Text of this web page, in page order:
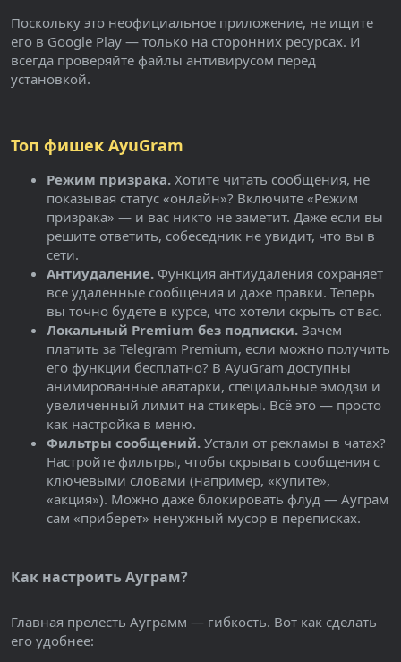
Поскольку это неофициальное приложение, не ищите
его в Google Play — только на сторонних ресурсах. И
всегда проверяйте файлы антивирусом перед
установкой.
Топ фишек AyuGram
Режим призрака. Хотите читать сообщения, не
показывая статус «онлайн»? Включите «Режим
призрака» — и вас никто не заметит. Даже если вы
решите ответить, собеседник не увидит, что вы в
сети.
Антиудаление. Функция антиудаления сохраняет
все удалённые сообщения и даже правки. Теперь
вы точно будете в курсе, что хотели скрыть от вас.
Локальный Premium без подписки. Зачем
платить за Telegram Premium, если можно получить
его функции бесплатно? В AyuGram доступны
анимированные аватарки, специальные эмодзи и
увеличенный лимит на стикеры. Всё это — просто
как настройка в меню.
Фильтры сообщений. Устали от рекламы в чатах?
Настройте фильтры, чтобы скрывать сообщения с
ключевыми словами (например, «купите»,
«акция»). Можно даже блокировать флуд — Ауграм
сам «приберет» ненужный мусор в переписках.
Как настроить Ауграм?
Главная прелесть Ауграмм — гибкость. Вот как сделать
его удобнее: